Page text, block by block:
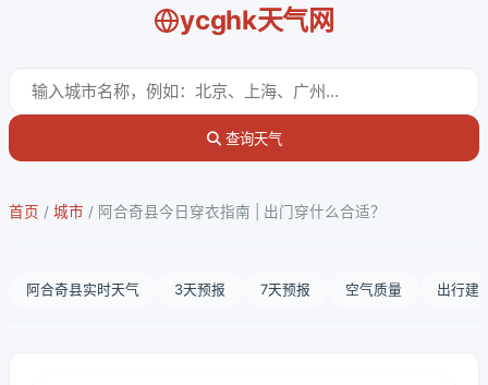
ycghk天气网
查询天气
首页 / 城市 / 阿合奇县今日穿衣指南 | 出门穿什么合适？
阿合奇县实时天气 3天预报 7天预报 空气质量 出行建